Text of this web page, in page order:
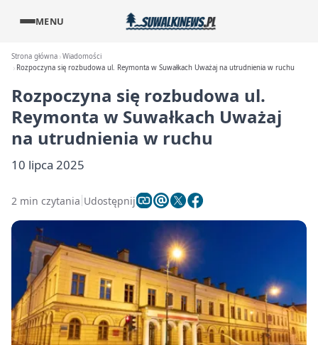
MENU
Strona główna Wiadomości
Rozpoczyna się rozbudowa ul. Reymonta w Suwałkach Uważaj na utrudnienia w ruchu
Rozpoczyna się rozbudowa ul.
Reymonta w Suwałkach Uważaj
na utrudnienia w ruchu
10 lipca 2025
2 min czytania Udostępnij